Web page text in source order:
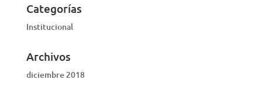
Categorías
Institucional
Archivos
diciembre 2018